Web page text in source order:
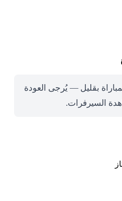
بقليل — يُرجى العودة
السيرفرات.